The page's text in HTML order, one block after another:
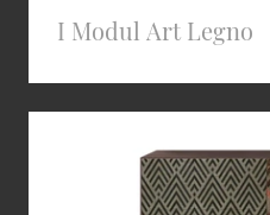
I Modul Art Legno